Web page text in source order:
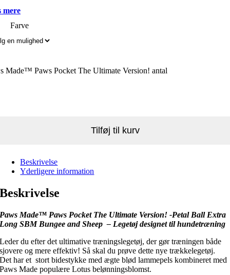
mere
Farve
Made™ Paws Pocket The Ultimate Version! antal
Tilføj til kurv
Beskrivelse
Yderligere information
Beskrivelse
Paws Made™ Paws Pocket The Ultimate Version! -Petal Ball Extra
Long SBM Bungee and Sheep – Legetøj designet til hundetræning
Leder du efter det ultimative træningslegetøj, der gør træningen både
sjovere og mere effektiv! Så skal du prøve dette nye trækkelegetøj.
Det har et stort bidestykke med ægte blød lammepels kombineret med
Paws Made populære Lotus belønningsblomst.